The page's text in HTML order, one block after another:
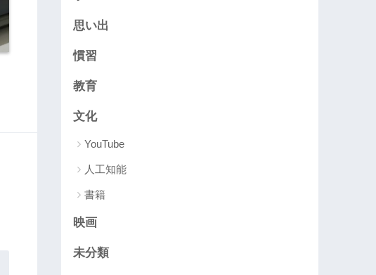
思い出
慣習
教育
文化
YouTube
人工知能
書籍
映画
未分類